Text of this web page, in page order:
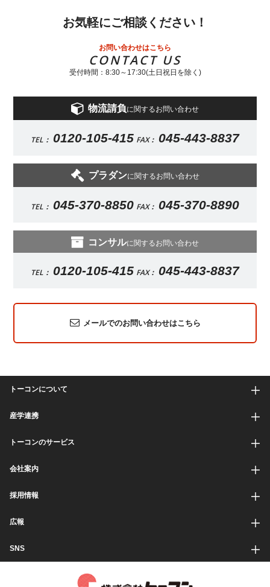
お気軽にご相談ください！
お問い合わせはこちら
CONTACT US
受付時間：8:30～17:30(土日祝日を除く)
物流請負に関するお問い合わせ
TEL： 0120-105-415 FAX： 045-443-8837
プラダンに関するお問い合わせ
TEL： 045-370-8850 FAX： 045-370-8890
コンサルに関するお問い合わせ
TEL： 0120-105-415 FAX： 045-443-8837
メールでのお問い合わせはこちら
トーコンについて
産学連携
トーコンのサービス
会社案内
採用情報
広報
SNS